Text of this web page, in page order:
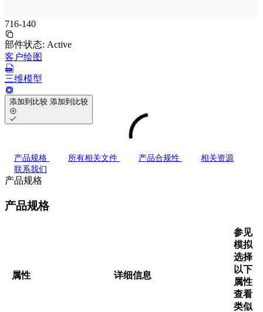
716-140
部件状态: Active
客户绘图
三维模型
添加到比较 添加到比较
产品规格 所有相关文件 产品合规性
相关资源
联系我们
产品规格
产品规格
属性 详细信息
参见
模拟
选择
以下
属性
查看
类似